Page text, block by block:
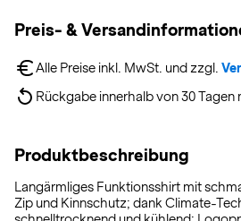
Preis- &
Alle Preise inkl. MwSt. und zzgl.
Rückgabe innerhalb von 30 Tagen
Produktbeschreibung
Langärmliges Funktionsshirt mit
Zip und Kinnschutz; dank Climate-